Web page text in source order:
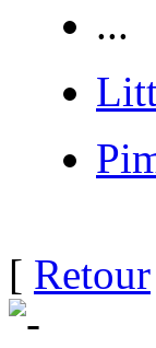
...
[ Retour